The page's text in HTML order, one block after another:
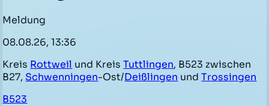
Meldung
08.08.26, 13:36
Kreis Rottweil und KreisTuttlingen, B523 zwischen
B27, Schwenningen-Ost/Deißlingen undTrossingen
B523